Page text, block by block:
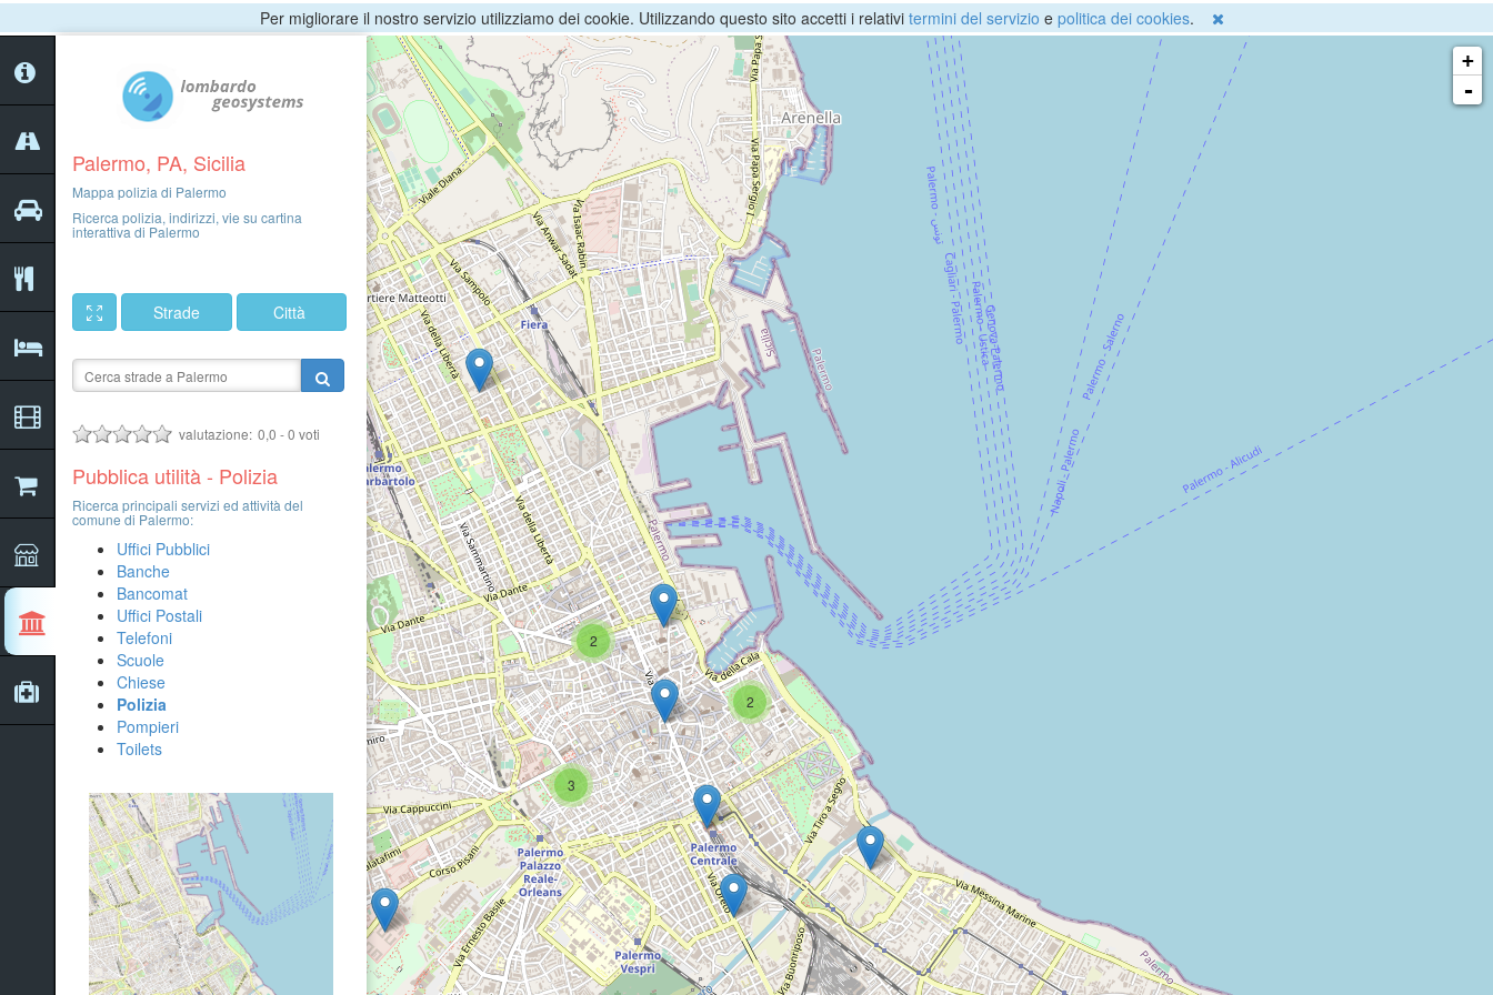
Per migliorare il nostro servizio utilizziamo dei cookie. Utilizzando questo sito accetti i relativi termini del servizio e politica dei cookies.
2
2
3
2
+
-
Palermo, PA, Sicilia
Mappa polizia di Palermo
Ricerca polizia, indirizzi, vie su cartina
interattiva di Palermo
Strade Città
valutazione: 0,0 -0 voti
Pubblica utilità - Polizia
Ricerca principali servizi ed attività del
comune di Palermo:
Uffici Pubblici
Banche
Bancomat
Uffici Postali
Telefoni
Scuole
Chiese
Polizia
Pompieri
Toilets